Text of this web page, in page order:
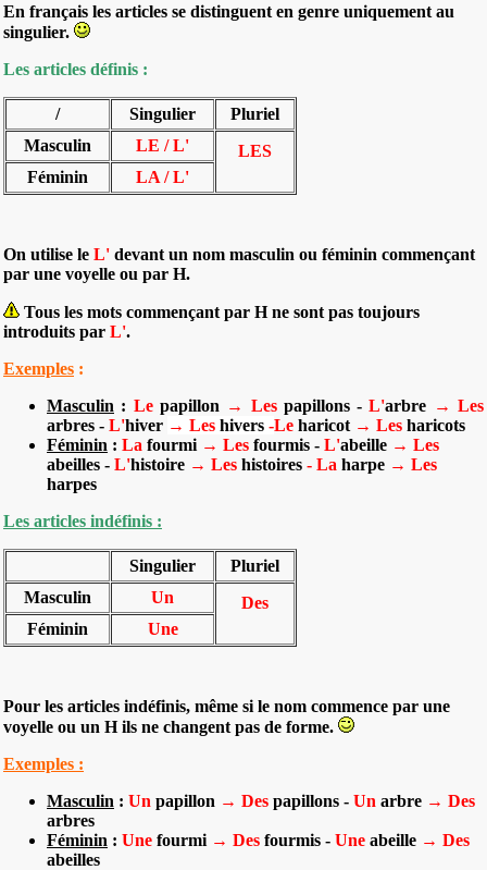
En français les articles se distinguent en genre uniquement au
singulier.
Les articles définis :
/ Singulier
Pluriel
Masculin
LE / L'
LES
Féminin
LA / L'
On utilise le L' devant un nom masculin ou féminin commençant
par une voyelle ou par H.
Tous les mots commençant par H ne sont pas toujours
introduits par L'.
Exemples :
Masculin : Lepapillon → Les papillons -L'arbre →Les
arbres - L'hiver → Les hivers -Le haricot → Les haricots
Féminin : La fourmi → Les fourmis - L'abeille → Les
abeilles - L'histoire → Les histoires - La harpe → Les
harpes
Les articles indéfinis :
Singulier
Pluriel
Masculin
Un
Des
Féminin
Une
Pour les articles indéfinis, même si le nom commence par une
voyelle ou un H ils ne changent pas de forme.
Exemples :
Masculin : Un papillon → Des papillons - Un arbre → Des
arbres
Féminin : Une fourmi → Des fourmis - Une abeille → Des
abeilles